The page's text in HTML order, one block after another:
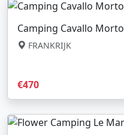
Camping Cavallo Morto
FRANKRIJK
€470